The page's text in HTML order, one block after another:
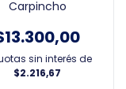
Carpincho
sin interés de
$2.216,67